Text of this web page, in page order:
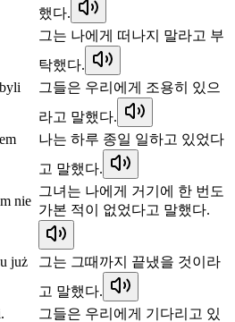
했다.
그는 나에게 떠나지 말라고 부
탁했다.
그들은 우리에게 조용히 있으
라고 말했다.
나는 하루 종일 일하고 있었다
고 말했다.
nie
그녀는 나에게 거기에 한 번도
가본 적이 없었다고 말했다.
już
그는 그때까지 끝냈을 것이라
고 말했다.
그들은 우리에게 기다리고 있